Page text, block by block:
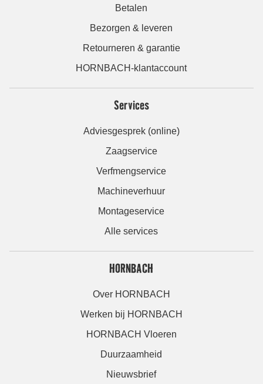
Betalen
Bezorgen & leveren
Retourneren & garantie
HORNBACH-klantaccount
Services
Adviesgesprek (online)
Zaagservice
Verfmengservice
Machineverhuur
Montageservice
Alle services
HORNBACH
Over HORNBACH
Werken bij HORNBACH
HORNBACH Vloeren
Duurzaamheid
Nieuwsbrief